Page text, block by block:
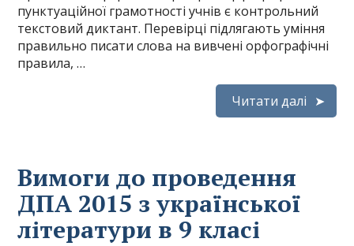
пунктуаційної грамотності учнів є контрольний
текстовий диктант. Перевірці підлягають уміння
правильно писати слова на вивчені орфографічні
правила, …
Читати далі
Вимоги до проведення
ДПА 2015 з української
літератури в 9 класі